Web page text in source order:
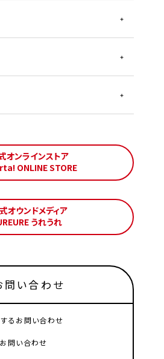
オンラインストア
ONLINE STORE
オウンドメディア
うれうれ
問い合わせ
るお問い合わせ
問い合わせ